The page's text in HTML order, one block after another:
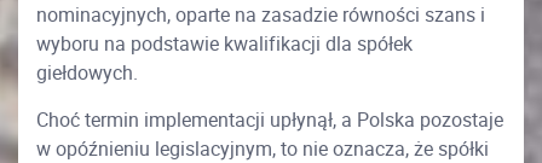
nominacyjnych, oparte na zasadzie równości szans i
wyboru na podstawie kwalifikacji dla spółek
giełdowych.
Choć termin implementacji upłynął, a Polska pozostaje
w opóźnieniu legislacyjnym, to nie oznacza, że spółki